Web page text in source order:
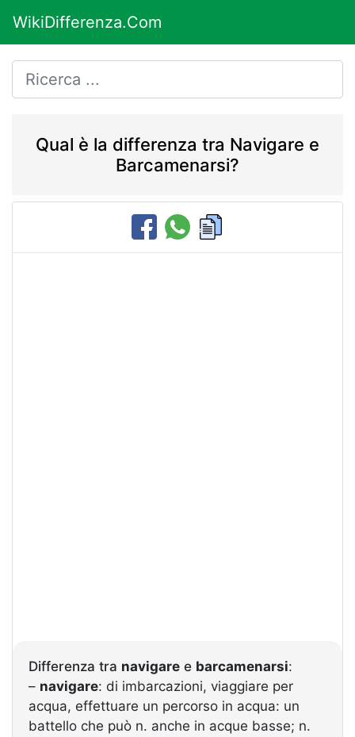
WikiDifferenza.Com
Qual è la differenza tra Navigare e
Barcamenarsi?
Differenza tra navigare e barcamenarsi:
– navigare: di imbarcazioni, viaggiare per
acqua, effettuare un percorso in acqua: un
battello che può n. anche in acque basse; n.